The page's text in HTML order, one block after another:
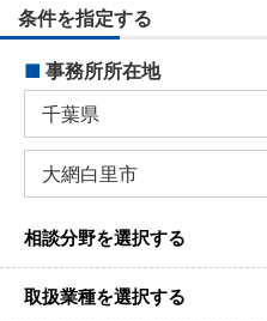
条件を指定する
■ 事務所所在地
相談分野を選択する
取扱業種を選択する